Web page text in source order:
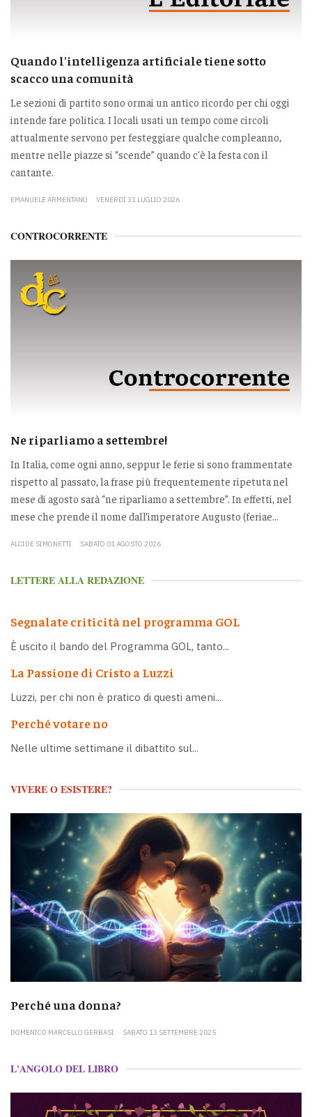
Quando l'intelligenza artificiale tiene sotto
scacco una comunità
Le sezioni di partito sono ormai un antico ricordo per chi oggi
intende fare politica. I locali usati un tempo come circoli
attualmente servono per festeggiare qualche compleanno,
mentre nelle piazze si “scende” quando c'è la festa con il
cantante.
EMANUELE ARMENTANO VENERDÌ 31 LUGLIO 2026
CONTROCORRENTE
Ne riparliamo a settembre!
In Italia, come ogni anno, seppur le ferie si sono frammentate
rispetto al passato, la frase più frequentemente ripetuta nel
mese di agosto sarà “ne riparliamo a settembre”. In effetti, nel
mese che prende il nome dall’imperatore Augusto (feriae...
ALCIDE SIMONETTI SABATO 01 AGOSTO 2026
LETTERE ALLA REDAZIONE
Segnalate criticità nel programma GOL
È uscito il bando del Programma GOL, tanto...
La Passione di Cristo a Luzzi
Luzzi, per chi non è pratico di questi ameni...
Perché votare no
Nelle ultime settimane il dibattito sul...
VIVERE O ESISTERE?
Perché una donna?
DOMENICO MARCELLO GERBASI SABATO 13 SETTEMBRE 2025
L'ANGOLO DEL LIBRO